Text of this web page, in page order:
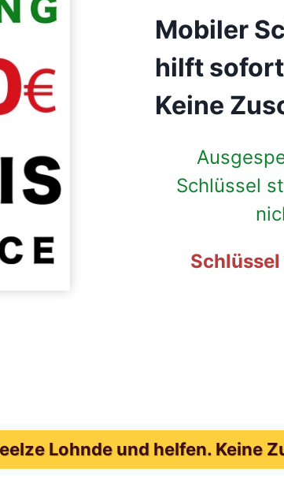
Mobiler
hilft
Keine
Schlüssel
Lohnde und helfen. Keine